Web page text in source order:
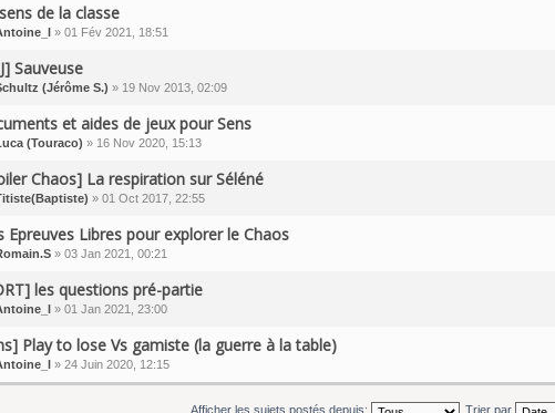
de la classe
» 01 Fév 2021, 18:51
Sauveuse
(Jérôme S.) » 19 Nov 2013, 02:09
et aides de jeux pour Sens
(Touraco) » 16 Nov 2020, 15:13
Chaos] La respiration sur Séléné
» 01 Oct 2017, 22:55
Epreuves Libres pour explorer le Chaos
» 03 Jan 2021, 00:21
les questions pré-partie
» 01 Jan 2021, 23:00
Play to lose Vs gamiste (la guerre à la table)
» 24 Juin 2020, 12:15
Afficher les sujets postés depuis: Trier par